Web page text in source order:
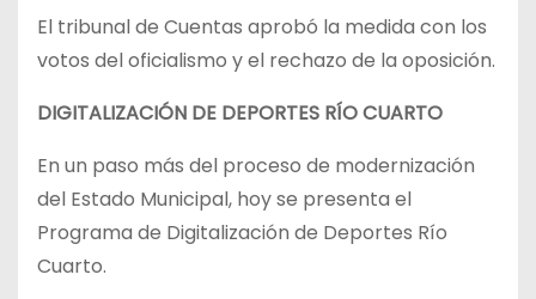
El tribunal de Cuentas aprobó la medida con los
votos del oficialismo y el rechazo de la oposición.
DIGITALIZACIÓN DE DEPORTES RÍO CUARTO
En un paso más del proceso de modernización
del Estado Municipal, hoy se presenta el
Programa de Digitalización de Deportes Río
Cuarto.